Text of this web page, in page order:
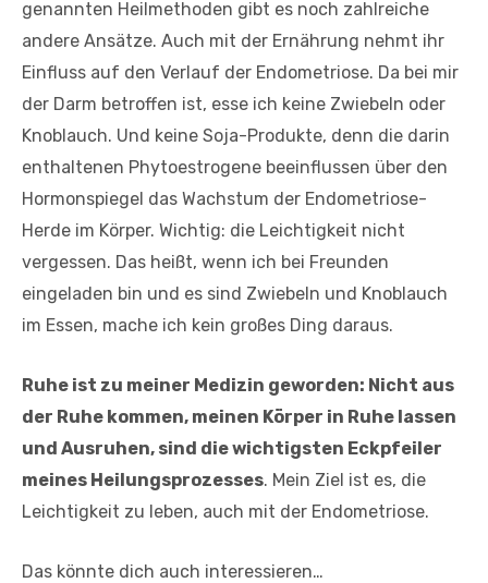
genannten Heilmethoden gibt es noch zahlreiche
andere Ansätze. Auch mit der Ernährung nehmt ihr
Einfluss auf den Verlauf der Endometriose. Da bei mir
der Darm betroffen ist, esse ich keine Zwiebeln oder
Knoblauch. Und keine Soja-Produkte, denn die darin
enthaltenen Phytoestrogene beeinflussen über den
Hormonspiegel das Wachstum der Endometriose-
Herde im Körper. Wichtig: die Leichtigkeit nicht
vergessen. Das heißt, wenn ich bei Freunden
eingeladen bin und es sind Zwiebeln und Knoblauch
im Essen, mache ich kein großes Ding daraus.
Ruhe ist zu meiner Medizin geworden: Nicht aus
der Ruhe kommen, meinen Körper in Ruhe lassen
und Ausruhen, sind die wichtigsten Eckpfeiler
meines Heilungsprozesses. Mein Ziel ist es, die
Leichtigkeit zu leben, auch mit der Endometriose.
Das könnte dich auch interessieren…